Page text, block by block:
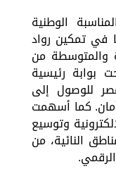
الوطنية
في تمكين رواد
والمتوسطة من
بوابة رئيسية
للوصول إلى
كما أسهمت
وتوسيع
النائية، من